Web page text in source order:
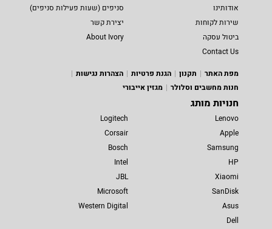
אודותינו
סניפים (שעות פעילות סניפים)
שירות לקוחות
יצירת קשר
ביטול עסקה
About Ivory
Contact Us
מפת האתר
תקנון הגנת פרטיות
הצהרות נגישות
חנות מחשבים וסלולר
מגזין אייבורי
חנויות מותג
Lenovo
Apple
Samsung
HP
Xiaomi
SanDisk
Asus
Dell
Logitech
Corsair
Bosch
Intel
JBL
Microsoft
Western Digital